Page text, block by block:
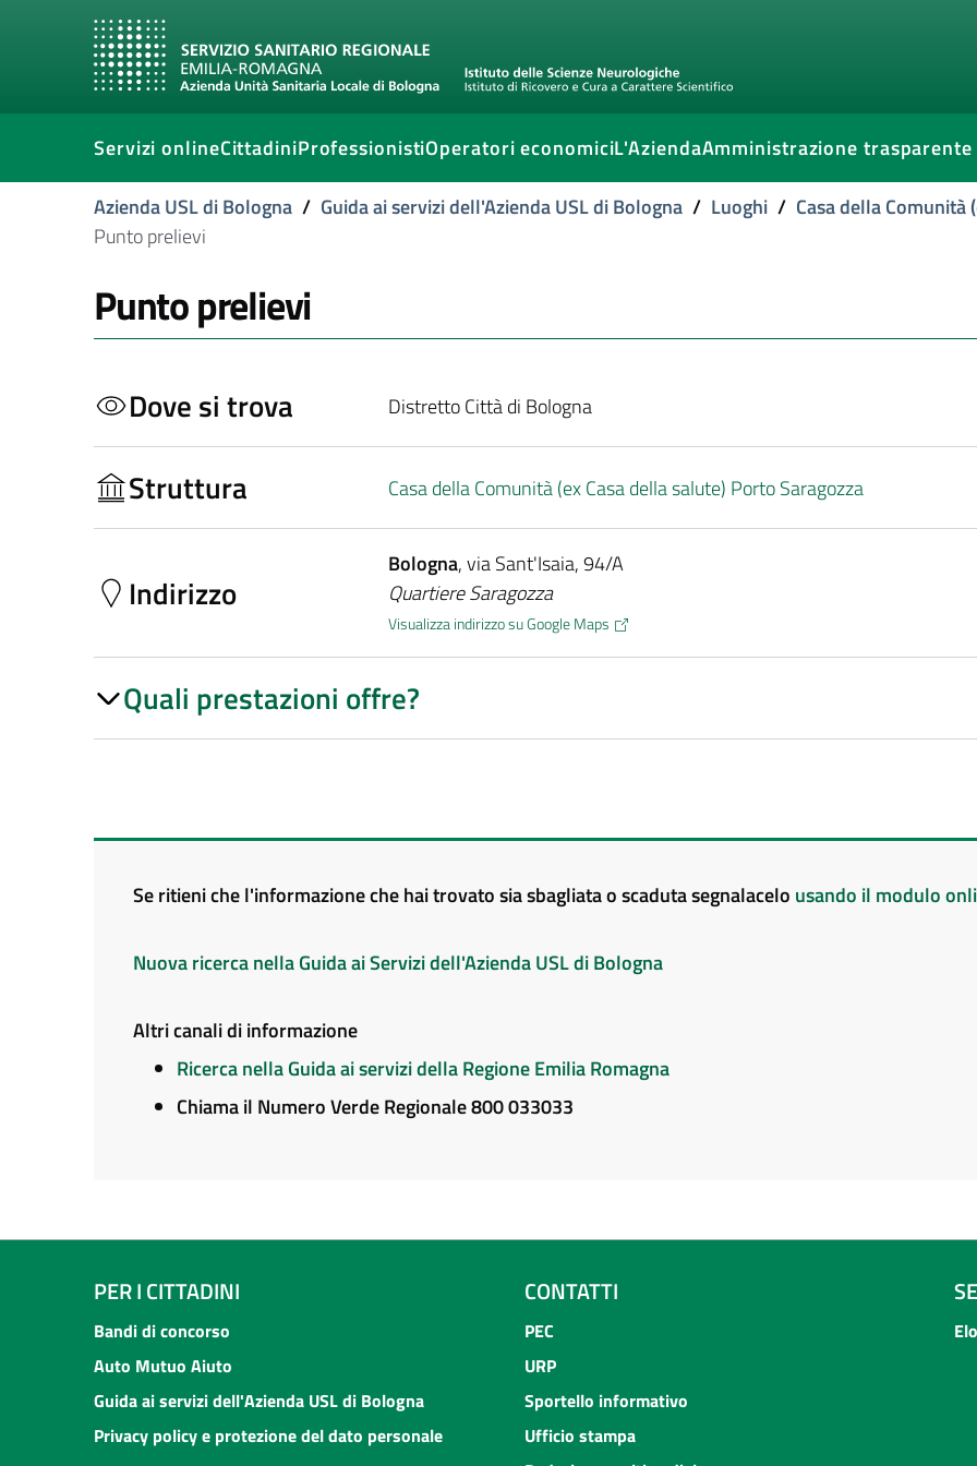
Servizi onlineCittadiniProfessionistiOperatori economiciL'AziendaAmministrazione trasparente
Azienda USL di Bologna / Guida ai servizi dell'Azienda USL di Bologna / Luoghi / Casa della Comunità
Punto prelievi
Punto prelievi
Dove si trova Distretto Città di Bologna
Struttura Casa della Comunità (ex Casa della salute) Porto Saragozza
Indirizzo
Bologna, via Sant'Isaia, 94/A
Quartiere Saragozza
Visualizza indirizzo su Google Maps
Quali prestazioni offre?
Se ritieni che l'informazione che hai trovato sia sbagliata o scaduta segnalacelo usando il modulo
Nuova ricerca nella Guida ai Servizi dell'Azienda USL di Bologna
Altri canali di informazione
Ricerca nella Guida ai servizi della Regione Emilia Romagna
Chiama il Numero Verde Regionale 800 033033
PER I CITTADINI
Bandi di concorso
Auto Mutuo Aiuto
Guida ai servizi dell'Azienda USL di Bologna
Privacy policy e protezione del dato personale
CONTATTI
PEC
URP
Sportello informativo
Ufficio stampa